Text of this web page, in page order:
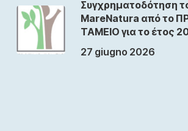
Συγχρηματοδότηση
MareNatura από το
ΤΑΜΕΙΟ για το έτος
27 giugno 2026